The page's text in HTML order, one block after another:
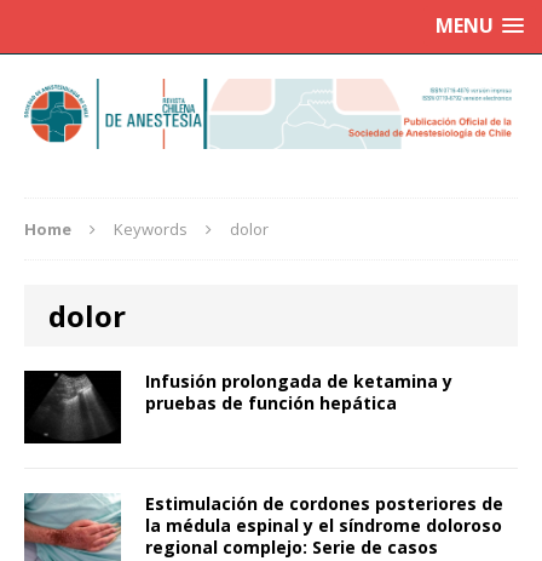
MENU
Home Keywords dolor
dolor
Infusión prolongada de ketamina y
pruebas de función hepática
Estimulación de cordones posteriores de
la médula espinal y el síndrome doloroso
regional complejo: Serie de casos